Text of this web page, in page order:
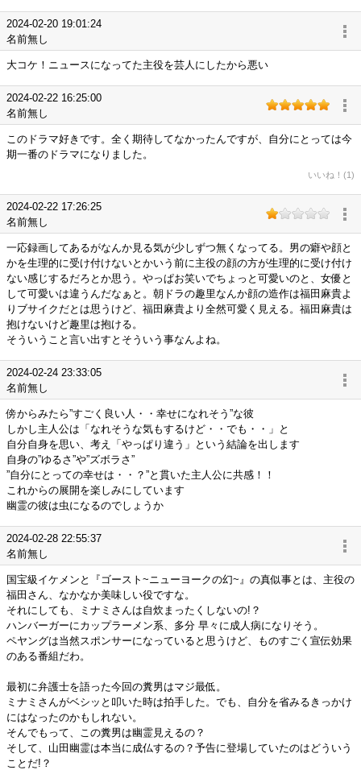
2024-02-20 19:01:24
名前無し
大コケ！ニュースになってた主役を芸人にしたから悪い
2024-02-22 16:25:00
名前無し
このドラマ好きです。全く期待してなかったんですが、自分にとっては今
期一番のドラマになりました。
いいね！(1)
2024-02-22 17:26:25
名前無し
一応録画してあるがなんか見る気が少しずつ無くなってる。男の癖や顔と
かを生理的に受け付けないとかいう前に主役の顔の方が生理的に受け付け
ない感じするだろとか思う。やっぱお笑いでちょっと可愛いのと、女優と
して可愛いは違うんだなぁと。朝ドラの趣里なんか顔の造作は福田麻貴よ
りブサイクだとは思うけど、福田麻貴より全然可愛く見える。福田麻貴は
抱けないけど趣里は抱ける。
そういうこと言い出すとそういう事なんよね。
2024-02-24 23:33:05
名前無し
傍からみたら”すごく良い人・・幸せになれそう”な彼
しかし主人公は「なれそうな気もするけど・・でも・・」と
自分自身を思い、考え「やっぱり違う」という結論を出します
自身の”ゆるさ”や”ズボラさ”
”自分にとっての幸せは・・？”と貫いた主人公に共感！！
これからの展開を楽しみにしています
幽霊の彼は虫になるのでしょうか
2024-02-28 22:55:37
名前無し
国宝級イケメンと『ゴースト~ニューヨークの幻~』の真似事とは、主役の
福田さん、なかなか美味しい役ですな。
それにしても、ミナミさんは自炊まったくしないの!？
ハンバーガーにカップラーメン系、多分 早々に成人病になりそう。
ペヤングは当然スポンサーになっていると思うけど、ものすごく宣伝効果
のある番組だわ。
最初に弁護士を語った今回の糞男はマジ最低。
ミナミさんがベシッと叩いた時は拍手した。でも、自分を省みるきっかけ
にはなったのかもしれない。
そんでもって、この糞男は幽霊見えるの？
そして、山田幽霊は本当に成仏するの？予告に登場していたのはどういう
ことだ!？